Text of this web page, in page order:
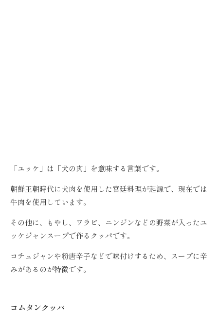
「ユッケ」は「犬の肉」を意味する言葉です。
朝鮮王朝時代に犬肉を使用した宮廷料理が起源で、現在では
牛肉を使用しています。
その他に、もやし、ワラビ、ニンジンなどの野菜が入ったユ
ッケジャンスープで作るクッパです。
コチュジャンや粉唐辛子などで味付けするため、スープに辛
みがあるのが特徴です。
コムタンクッパ